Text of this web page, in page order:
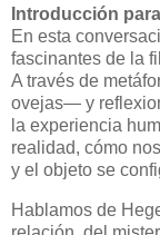
Introducción
En esta
fascinantes de la
A través de
ovejas— y
la experiencia
realidad, cómo
y el objeto se
Hablamos de